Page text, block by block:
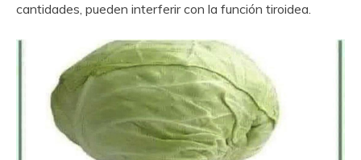
cantidades, pueden interferir con la función tiroidea.